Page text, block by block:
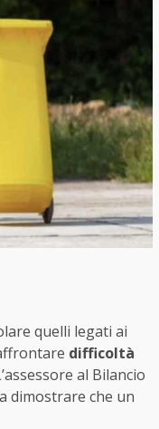
quelli legati ai
difficoltà
al Bilancio
dimostrare che un